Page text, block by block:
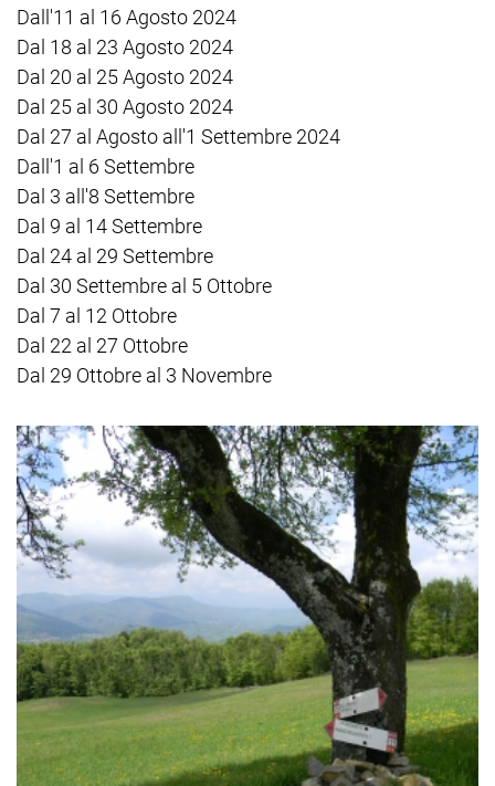
Dall'11 al 16 Agosto 2024
Dal 18 al 23 Agosto 2024
Dal 20 al 25 Agosto 2024
Dal 25 al 30 Agosto 2024
Dal 27 al Agosto all'1 Settembre 2024
Dall'1 al 6 Settembre
Dal 3 all'8 Settembre
Dal 9 al 14 Settembre
Dal 24 al 29 Settembre
Dal 30 Settembre al 5 Ottobre
Dal 7 al 12 Ottobre
Dal 22 al 27 Ottobre
Dal 29 Ottobre al 3 Novembre